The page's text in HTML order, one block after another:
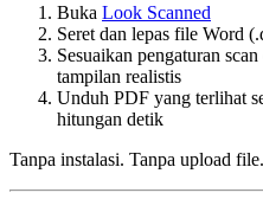
Buka Look Scanned
Seret dan lepas file Word
Sesuaikan pengaturan
tampilan realistis
Unduh PDF yang terlihat
hitungan detik
Tanpa instalasi. Tanpa upload